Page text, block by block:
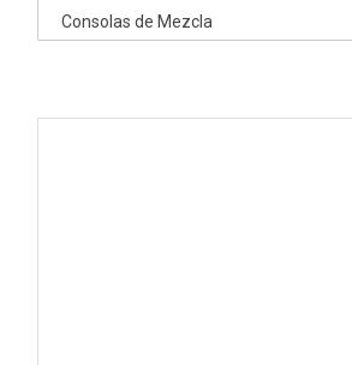
Consolas de Mezcla